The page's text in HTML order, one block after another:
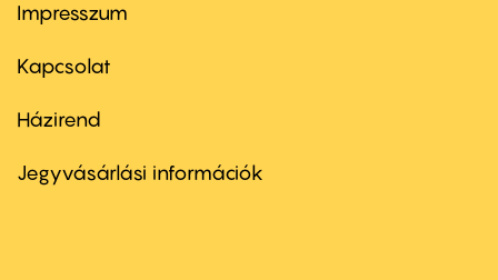
Footer
first
Impresszum
Kapcsolat
Footer
second
Házirend
Jegyvásárlási információk